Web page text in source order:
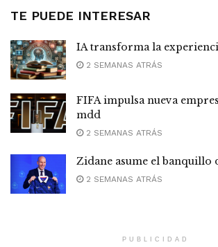
TE PUEDE INTERESAR
IA transforma la
2 SEMANAS ATRÁS
FIFA impulsa nueva
mdd
2 SEMANAS ATRÁS
Zidane asume el banquillo
2 SEMANAS ATRÁS
PUBLICIDAD